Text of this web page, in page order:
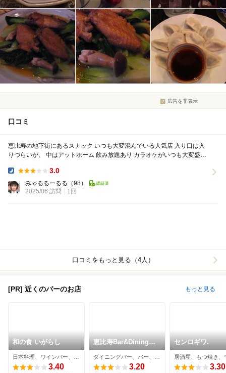
広告を非表示
口コミ
恵比寿の地下街にあるスナック いつも大変混んでいる人気店 入り口は入
りづらいが、 中はアットホーム 飲み放題あり カラオケがいつも大変盛り
3.0
みゃるるーるる （98）
2025/06 訪問
1回
口コミをもっと見る（4人）
[PR] 近くのバーのお店 もっと見る
和の食 いがらし
3.40
恵比寿Bar&Dining
One
3.20
センロギワ.
3.30